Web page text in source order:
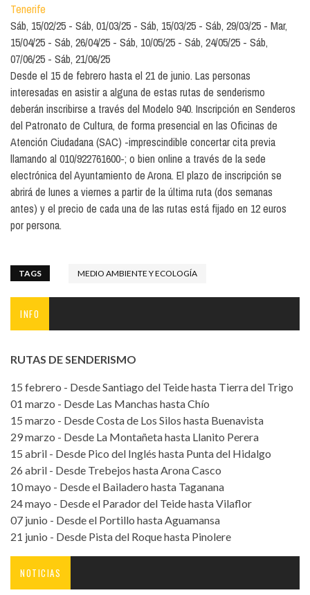
Tenerife
Sáb, 15/02/25
Sáb, 01/03/25 Sáb, 15/03/25 Sáb, 29/03/25
Mar,
15/04/25
Sáb, 26/04/25 Sáb, 10/05/25 Sáb, 24/05/25
Sáb,
07/06/25
Sáb, 21/06/25
Desde el 15 de febrero hasta el 21 de junio. Las personas
interesadas en asistir a alguna de estas rutas de senderismo
deberán inscribirse a través del Modelo 940. Inscripción en Senderos
del Patronato de Cultura, de forma presencial en las Oficinas de
Atención Ciudadana (SAC) -imprescindible concertar cita previa
llamando al 010/922761600-; o bien online a través de la sede
electrónica del Ayuntamiento de Arona. El plazo de inscripción se
abrirá de lunes a viernes a partir de la última ruta (dos semanas
antes) y el precio de cada una de las rutas está fijado en 12 euros
por persona.
TAGS MEDIO AMBIENTE Y ECOLOGÍA
INFO
RUTAS DE SENDERISMO
15 febrero - Desde Santiago del Teide hasta Tierra del Trigo
01 marzo - Desde Las Manchas hasta Chío
15 marzo - Desde Costa de Los Silos hasta Buenavista
29 marzo - Desde La Montañeta hasta Llanito Perera
15 abril - Desde Pico del Inglés hasta Punta del Hidalgo
26 abril - Desde Trebejos hasta Arona Casco
10 mayo - Desde el Bailadero hasta Taganana
24 mayo - Desde el Parador del Teide hasta Vilaflor
07 junio - Desde el Portillo hasta Aguamansa
21 junio - Desde Pista del Roque hasta Pinolere
NOTICIAS